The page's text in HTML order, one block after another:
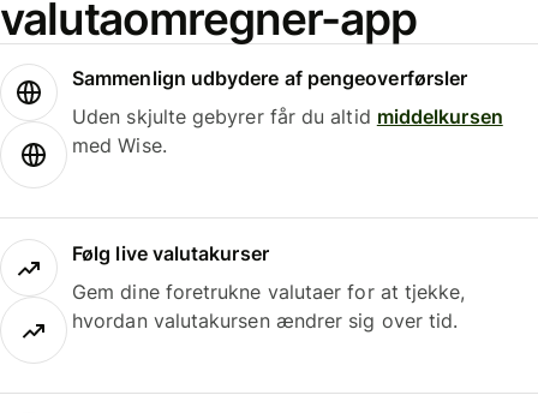
valutaomregner-app
Sammenlign udbydere af pengeoverførsler
Uden skjulte gebyrer får du altid middelkursen
med Wise.
Følg live valutakurser
Gem dine foretrukne valutaer for at tjekke,
hvordan valutakursen ændrer sig over tid.